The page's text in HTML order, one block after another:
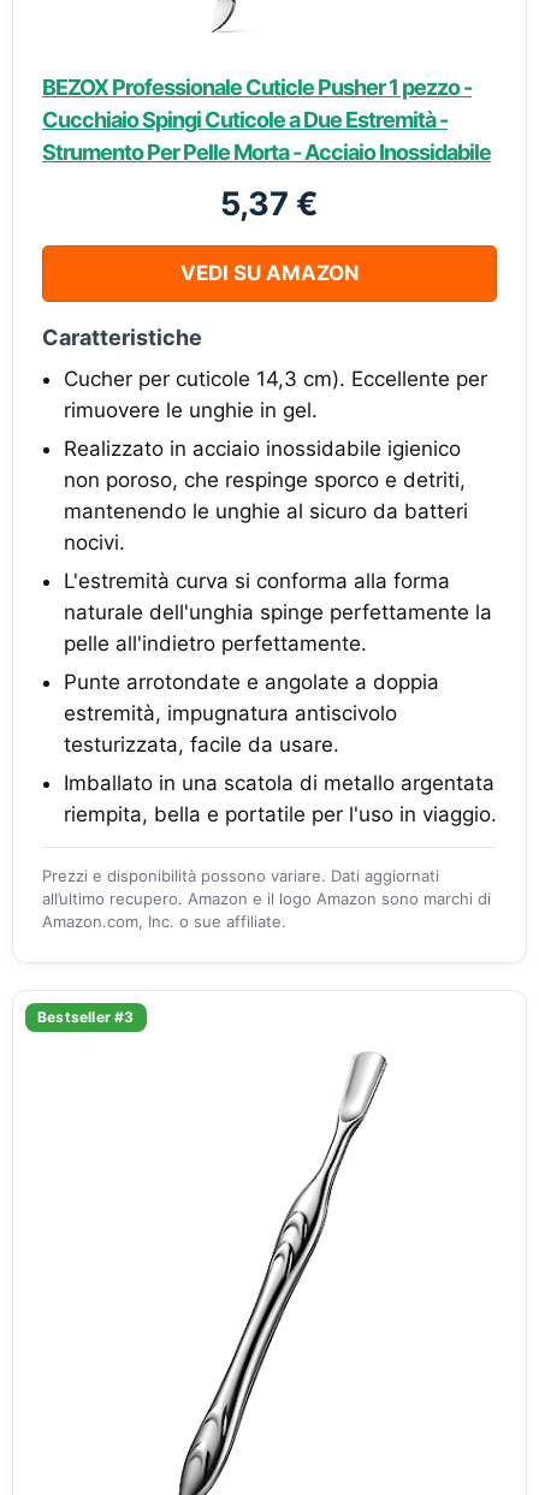
BEZOX Professionale Cuticle Pusher 1 pezzo -
Cucchiaio Spingi Cuticole a Due Estremità -
Strumento Per Pelle Morta - Acciaio Inossidabile
5,37 €
VEDI SU AMAZON
Caratteristiche
Cucher per cuticole 14,3 cm). Eccellente per
rimuovere le unghie in gel.
Realizzato in acciaio inossidabile igienico
non poroso, che respinge sporco e detriti,
mantenendo le unghie al sicuro da batteri
nocivi.
L'estremità curva si conforma alla forma
naturale dell'unghia spinge perfettamente la
pelle all'indietro perfettamente.
Punte arrotondate e angolate a doppia
estremità, impugnatura antiscivolo
testurizzata, facile da usare.
Imballato in una scatola di metallo argentata
riempita, bella e portatile per l'uso in viaggio.
Prezzi e disponibilità possono variare. Dati aggiornati
all’ultimo recupero. Amazon e il logo Amazon sono marchi di
Amazon.com, Inc. o sue affiliate.
Bestseller #3